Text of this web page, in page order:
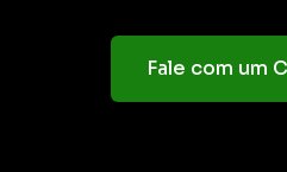
Fale com um